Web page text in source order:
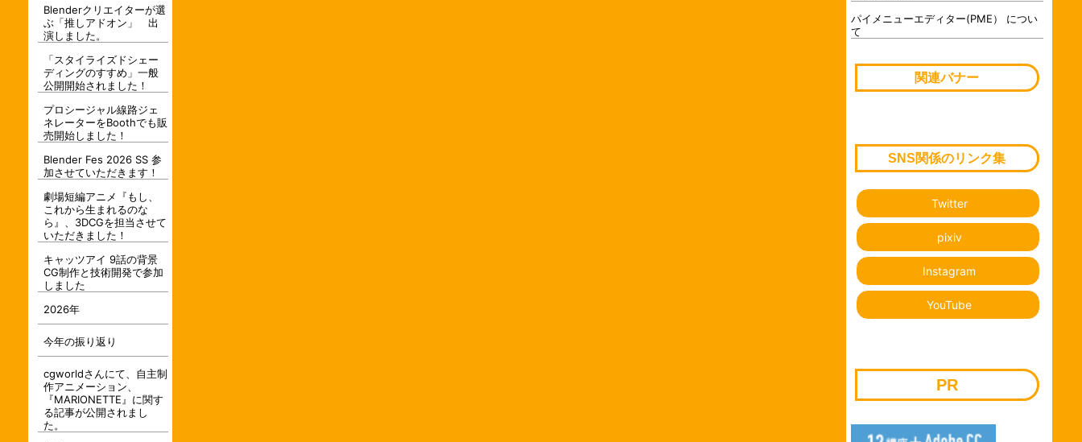
パイメニューエディター(PME） につい
て
関連バナー
SNS関係のリンク集
Twitter
pixiv
Instagram
YouTube
PR
Blenderクリエイターが選
ぶ「推しアドオン」 出
演しました。
「スタイライズドシェー
ディングのすすめ」一般
公開開始されました！
プロシージャル線路ジェ
ネレーターをBoothでも販
売開始しました！
Blender Fes 2026 SS 参
加させていただきます！
劇場短編アニメ『もし、
これから生まれるのな
ら』、3DCGを担当させて
いただきました！
キャッツアイ 9話の背景
CG制作と技術開発で参加
しました
2026年
今年の振り返り
cgworldさんにて、自主制
作アニメーション、
『MARIONETTE』に関す
る記事が公開されまし
た。